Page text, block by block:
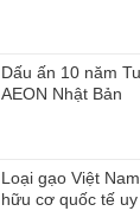
Dấu ấn 10 năm
AEON Nhật Bản
Loại gạo Việt
hữu cơ quốc tế